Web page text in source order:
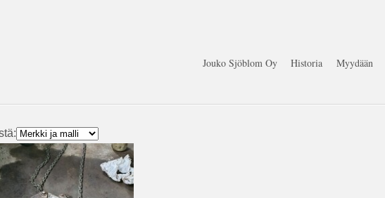
Jouko Sjöblom Oy Historia Myydään